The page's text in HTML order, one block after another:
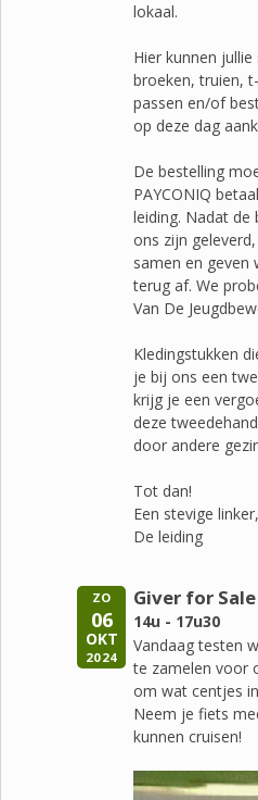
lokaal.
Hier kunnen
broeken, truien,
passen en/of
op deze dag
De bestelling
PAYCONIQ
leiding. Nadat de
ons zijn
samen en geven
terug af. We
Van De
Kledingstukken
je bij ons een
krijg je een
deze
door andere
Tot dan!
Een stevige linker,
De leiding
ZO
06
OKT
2024
Giver for
14u - 17u30
Vandaag testen
te zamelen voor
om wat centjes
Neem je fiets
kunnen cruisen!